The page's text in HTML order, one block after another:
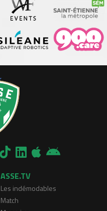
ASSE.TV
Les indémodables
Match